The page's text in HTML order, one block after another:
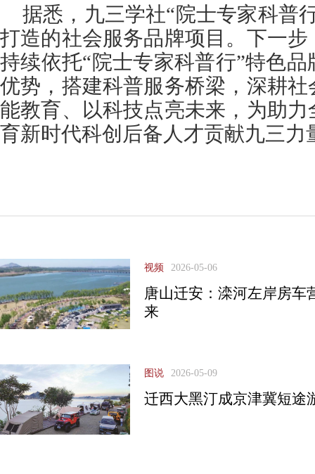
据悉，九三学社“院士专家科普
打造的社会服务品牌项目。下一
持续依托“院士专家科普行”特色
优势，搭建科普服务桥梁，深耕
能教育、以科技点亮未来，为助
育新时代科创后备人才贡献九三力
视频 2026-05-06
唐山迁安：滦河左岸房车
来
图说 2026-05-09
迁西大黑汀成京津冀短途